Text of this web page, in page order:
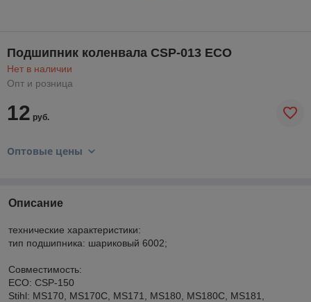
Подшипник коленвала CSP-013 ECO
Нет в наличии
Опт и розница
12 руб.
Оптовые цены
Описание
технические характеристики:
тип подшипника: шариковый 6002;
Совместимость:
ECO: CSP-150
Stihl: MS170, MS170C, MS171, MS180, MS180C, MS181,